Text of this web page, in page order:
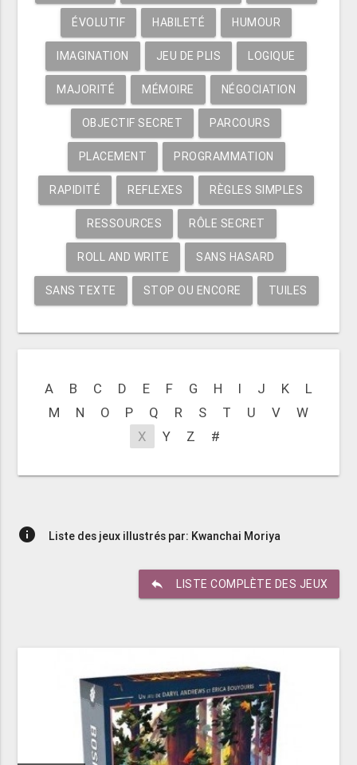
ÉVOLUTIF HABILETÉ HUMOUR
IMAGINATION JEU DE PLIS LOGIQUE
MAJORITÉ MÉMOIRE NÉGOCIATION
OBJECTIF SECRET PARCOURS
PLACEMENT PROGRAMMATION
RAPIDITÉ REFLEXES RÈGLES SIMPLES
RESSOURCES RÔLE SECRET
ROLL AND WRITE SANS HASARD
SANS TEXTE STOP OU ENCORE TUILES
A B C D E F G H I J K
L
M
N O P Q R S T U V
W
X
Y Z #
info Liste des jeux illustrés par: Kwanchai Moriya
reply LISTE COMPLÈTE DES JEUX